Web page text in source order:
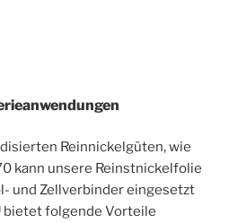
Reinnickelgüten, wie
kann unsere Reinstnickelfolie
und Zellverbinder eingesetzt
bietet folgende Vorteile